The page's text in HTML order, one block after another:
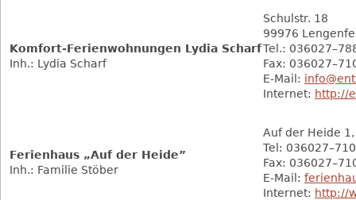
Komfort-Ferienwohnungen Lydia Scharf
Inh.: Lydia Scharf
Schulstr. 18
99976
Tel.:
Fax:
E-Mail:
Internet: http://
Ferienhaus „Auf der Heide”
Inh.: Familie Stöber
Auf der Heide
Tel:
Fax:
E-Mail:
Internet: http://